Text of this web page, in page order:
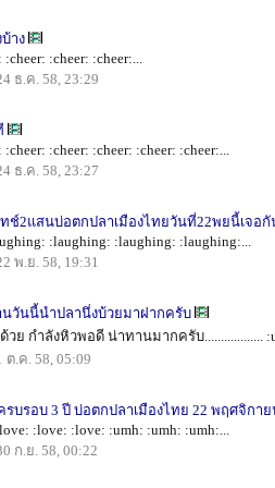
าง
:cheer: :cheer: :cheer:...
ธ.ค. 58, 23:29
:cheer: :cheer: :cheer: :cheer: :cheer:...
ธ.ค. 58, 23:27
ช์2แสนบ่อตกปลาเมืองไทยวันที่22พยนี้เจอ
:laughing: :laughing: :laughing:...
พ.ย. 58, 19:31
วันนี้นำปลานึ่งบ้วยมาฝากครับ
ย กำลังหิวพอดี น่าทานมากครับ..................
ต.ค. 58, 05:09
รบรอบ 3 ปี บ่อตกปลาเมืองไทย 22 พฤศจิกาย
:love: :love: :umh: :umh: :umh:...
ก.ย. 58, 00:22